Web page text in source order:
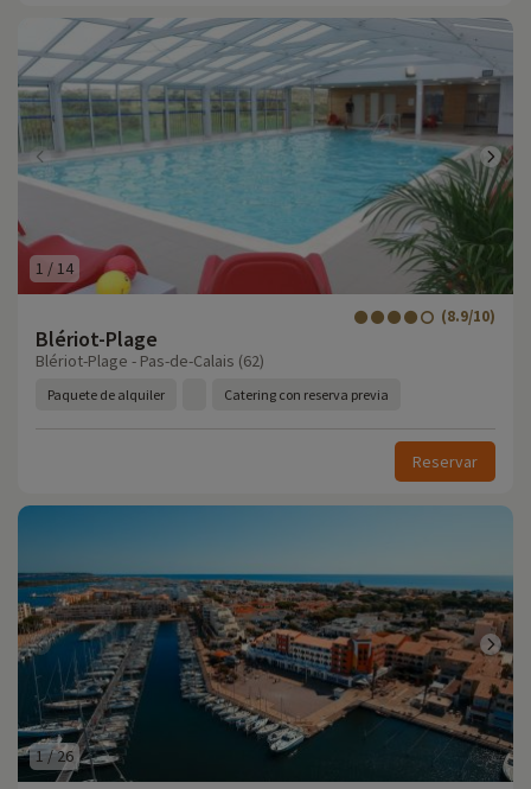
1 /14
Blériot-Plage
(8.9/10)
Blériot-Plage - Pas-de-Calais (62)
Paquete de alquiler Catering con reserva previa
Reservar
1 /26